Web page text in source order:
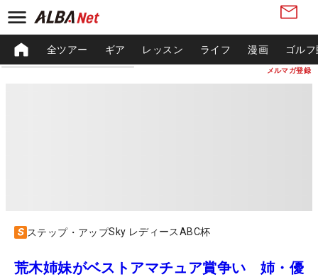
メルマガ登録
全ツアー ギア レッスン ライフ 漫画 ゴル
ステップ・アップSky レディースABC杯
荒木姉妹がベストアマチュア賞争い 姉・優